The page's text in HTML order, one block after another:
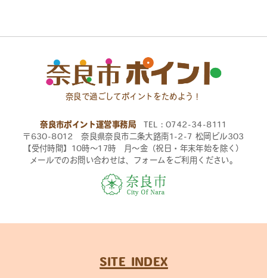
奈良で過ごしてポイントをためよう！
奈良市ポイント運営事務局 TEL：0742-34-8111
〒630-8012 奈良県奈良市二条大路南1-2-7 松岡ビル303
【受付時間】10時〜17時 月〜金（祝日・年末年始を除く）
メールでのお問い合わせは、フォームをご利用ください。
SITE INDEX